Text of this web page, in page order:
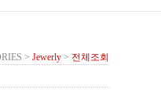
> Jewerly > 전체조회